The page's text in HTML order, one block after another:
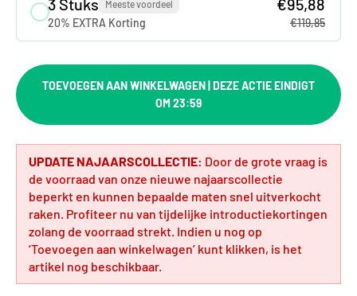
3 Stuks Meeste voordeel
20% EXTRA Korting
€95,88
€119,85
TOEVOEGEN AAN WINKELWAGEN | DEZE ACTIE EINDIGT
OM 23:59
UPDATE NAJAARSCOLLECTIE: Door de grote vraag is
de voorraad van onze nieuwe najaarscollectie
beperkt en kunnen bepaalde maten snel uitverkocht
raken. Profiteer nu van tijdelijke introductiekortingen
zolang de voorraad strekt. Indien u nog op
‘Toevoegen aan winkelwagen’ kunt klikken, is het
artikel nog beschikbaar.